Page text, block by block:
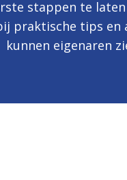
stappen te
praktische tips en
kunnen eigenaren